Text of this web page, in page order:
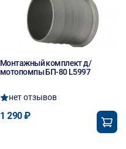
Монтажный комплект д/
мотопомпы БП-80 L5997
нет отзывов
1 290 ₽